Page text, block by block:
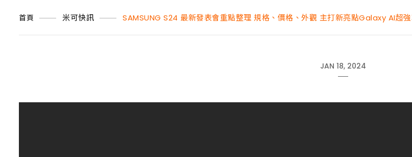
首頁 米可快訊 SAMSUNG S24 最新發表會重點整理 規格、價格、外觀 主打新亮點Galaxy AI超
JAN 18, 2024